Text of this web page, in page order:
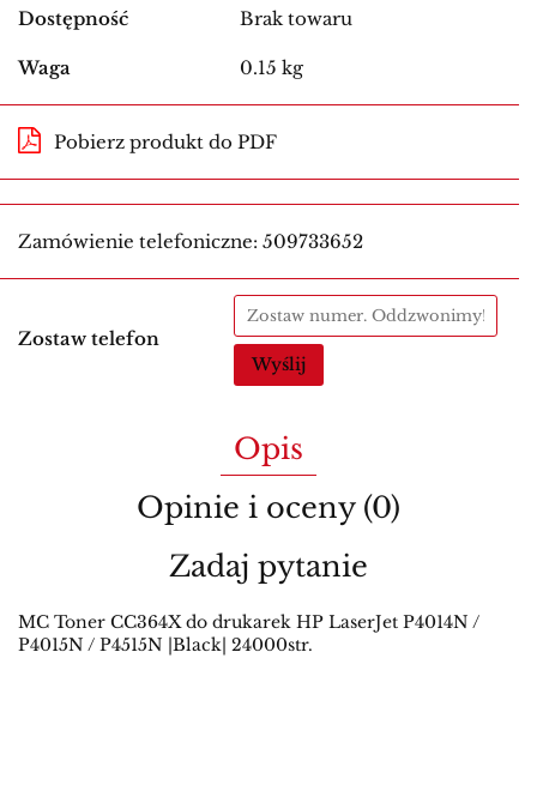
Dostępność Brak towaru
Waga 0.15 kg
Pobierz produkt do PDF
Zamówienie telefoniczne: 509733652
Zostaw telefon
Wyślij
Opis
Opinie i oceny (0)
Zadaj pytanie
MC Toner CC364X do drukarek HP LaserJet P4014N /
P4015N / P4515N |Black| 24000str.